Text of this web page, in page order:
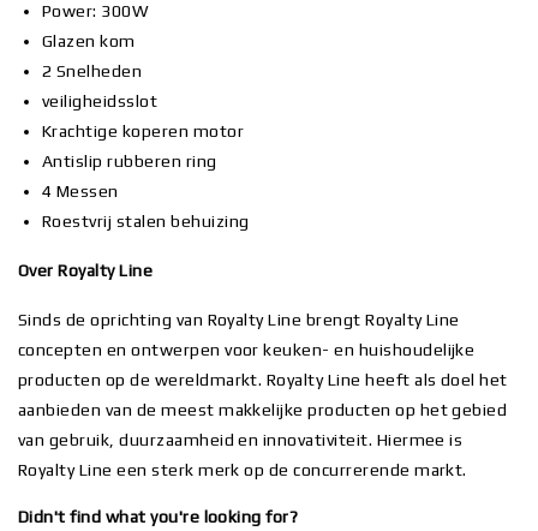
Power: 300W
Glazen kom
2 Snelheden
veiligheidsslot
Krachtige koperen motor
Antislip rubberen ring
4 Messen
Roestvrij stalen behuizing
Over Royalty Line
Sinds de oprichting van Royalty Line brengt Royalty Line
concepten en ontwerpen voor keuken- en huishoudelijke
producten op de wereldmarkt. Royalty Line heeft als doel het
aanbieden van de meest makkelijke producten op het gebied
van gebruik, duurzaamheid en innovativiteit. Hiermee is
Royalty Line een sterk merk op de concurrerende markt.
Didn't find what you're looking for?